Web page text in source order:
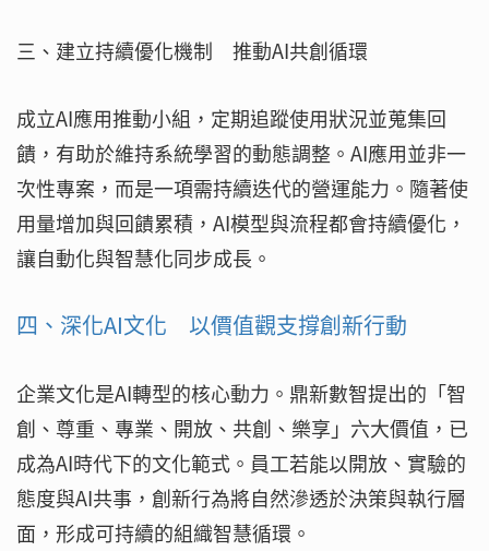
三、建立持續優化機制 推動AI共創循環
成立AI應用推動小組，定期追蹤使用狀況並蒐集回
饋，有助於維持系統學習的動態調整。AI應用並非一
次性專案，而是一項需持續迭代的營運能力。隨著使
用量增加與回饋累積，AI模型與流程都會持續優化，
讓自動化與智慧化同步成長。
四、深化AI文化 以價值觀支撐創新行動
企業文化是AI轉型的核心動力。鼎新數智提出的「智
創、尊重、專業、開放、共創、樂享」六大價值，已
成為AI時代下的文化範式。員工若能以開放、實驗的
態度與AI共事，創新行為將自然滲透於決策與執行層
面，形成可持續的組織智慧循環。